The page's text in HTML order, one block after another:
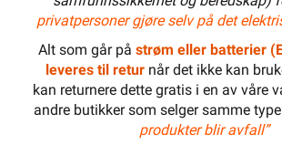
privatpersoner gjøre selv på det
Alt som går på strøm eller batterier
leveres til returnår det ikke kan
kan returnere dette gratis i en av våre
andre butikker som selger samme type
produkter blir avfall”